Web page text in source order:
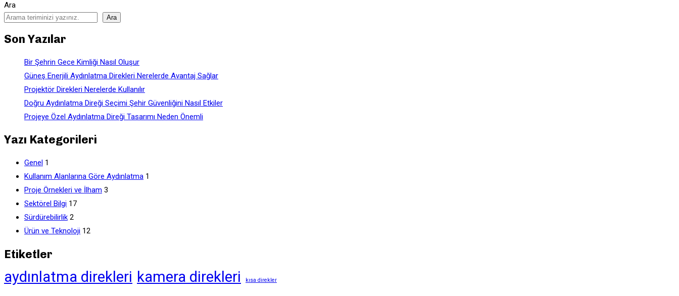
Ara
Ara
Son Yazılar
Bir Şehrin Gece Kimliği Nasıl Oluşur
Güneş Enerjili Aydınlatma Direkleri Nerelerde Avantaj Sağlar
Projektör Direkleri Nerelerde Kullanılır
Doğru Aydınlatma Direği Seçimi Şehir Güvenliğini Nasıl Etkiler
Projeye Özel Aydınlatma Direği Tasarımı Neden Önemli
Yazı Kategorileri
Genel 1
Kullanım Alanlarına Göre Aydınlatma 1
Proje Örnekleri ve İlham 3
Sektörel Bilgi 17
Sürdürebilirlik 2
Ürün ve Teknoloji 12
Etiketler
aydınlatma direkleri kamera direkleri kısa direkler